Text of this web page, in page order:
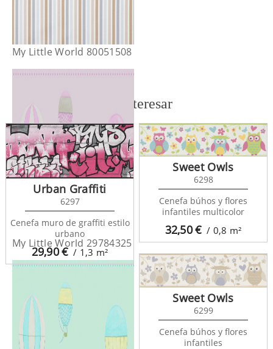
My Little World 80051508
My Little World 29784325
También te puede interesar
29,90€ / 1,3 m²
Urban Graffiti
6297
Cenefa muro de graffiti estilo
urbano
32,50€ / 0,8 m²
Sweet Owls
6298
Cenefa búhos y flores
infantiles multicolor
Sweet Owls
6299
Cenefa búhos y flores
infantiles